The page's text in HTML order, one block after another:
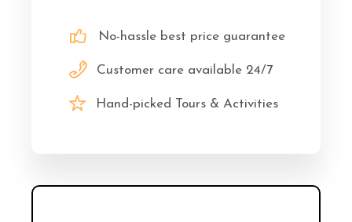
No-hassle best price guarantee
Customer care available 24/7
Hand-picked Tours & Activities